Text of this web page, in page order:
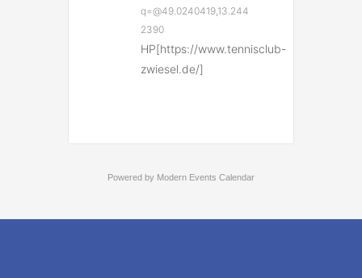
q=@49.0240419,13.244
2390
HP[https://www.tennisclub-
zwiesel.de/]
Powered by Modern Events Calendar